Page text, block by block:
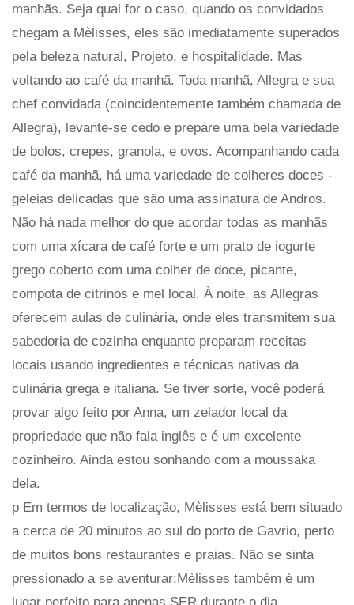
manhãs. Seja qual for o caso, quando os convidados
chegam a Mèlisses, eles são imediatamente superados
pela beleza natural, Projeto, e hospitalidade. Mas
voltando ao café da manhã. Toda manhã, Allegra e sua
chef convidada (coincidentemente também chamada de
Allegra), levante-se cedo e prepare uma bela variedade
de bolos, crepes, granola, e ovos. Acompanhando cada
café da manhã, há uma variedade de colheres doces -
geleias delicadas que são uma assinatura de Andros.
Não há nada melhor do que acordar todas as manhãs
com uma xícara de café forte e um prato de iogurte
grego coberto com uma colher de doce, picante,
compota de citrinos e mel local. À noite, as Allegras
oferecem aulas de culinária, onde eles transmitem sua
sabedoria de cozinha enquanto preparam receitas
locais usando ingredientes e técnicas nativas da
culinária grega e italiana. Se tiver sorte, você poderá
provar algo feito por Anna, um zelador local da
propriedade que não fala inglês e é um excelente
cozinheiro. Ainda estou sonhando com a moussaka
dela.
p Em termos de localização, Mèlisses está bem situado
a cerca de 20 minutos ao sul do porto de Gavrio, perto
de muitos bons restaurantes e praias. Não se sinta
pressionado a se aventurar:Mèlisses também é um